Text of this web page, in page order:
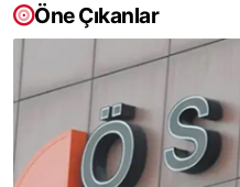
Öne Çıkanlar